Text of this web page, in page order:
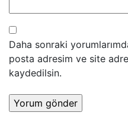
Daha sonraki
posta adresim ve site
kaydedilsin.